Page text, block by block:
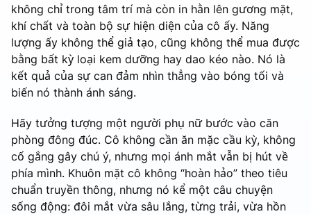
không chỉ trong tâm trí mà còn in hằn lên gương mặt,
khí chất và toàn bộ sự hiện diện của cô ấy. Năng
lượng ấy không thể giả tạo, cũng không thể mua được
bằng bất kỳ loại kem dưỡng hay dao kéo nào. Nó là
kết quả của sự can đảm nhìn thẳng vào bóng tối và
biến nó thành ánh sáng.
Hãy tưởng tượng một người phụ nữ bước vào căn
phòng đông đúc. Cô không cần ăn mặc cầu kỳ, không
cố gắng gây chú ý, nhưng mọi ánh mắt vẫn bị hút về
phía mình. Khuôn mặt cô không “hoàn hảo” theo tiêu
chuẩn truyền thông, nhưng nó kể một câu chuyện
sống động: đôi mắt vừa sâu lắng, từng trải, vừa hồn